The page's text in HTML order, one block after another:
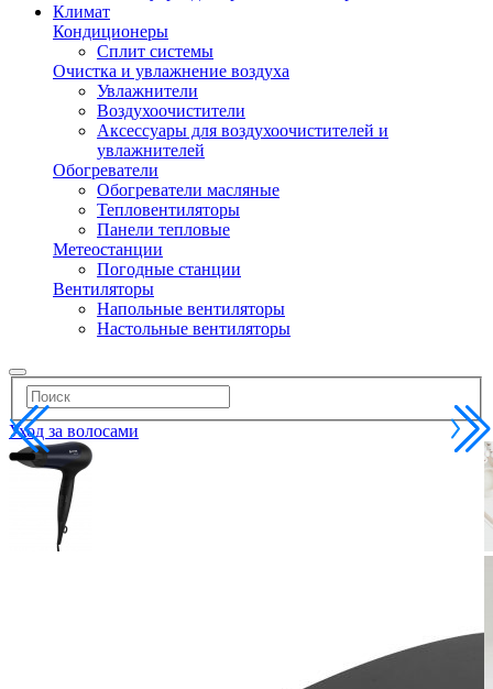
Климат
Кондиционеры
Сплит системы
Очистка и увлажнение воздуха
Увлажнители
Воздухоочистители
Аксессуары для воздухоочистителей и
увлажнителей
Обогреватели
Обогреватели масляные
Тепловентиляторы
Панели тепловые
Метеостанции
Погодные станции
Вентиляторы
Напольные вентиляторы
Настольные вентиляторы
Уход за волосами